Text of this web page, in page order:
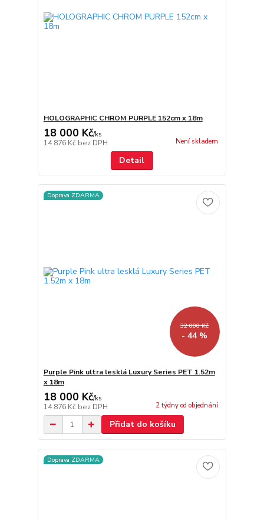
HOLOGRAPHIC CHROM PURPLE 152cm x 18m
18 000 Kč/ks
14 876 Kč bez DPH Není skladem
Detail
Doprava ZDARMA
32 000 Kč
- 44 %
Purple Pink ultra lesklá Luxury Series PET 1.52m
x 18m
18 000 Kč/ks
14 876 Kč bez DPH 2 týdny od objednání
Přidat do košíku
Doprava ZDARMA